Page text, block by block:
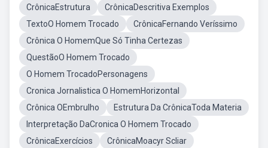
CrônicaEstrutura
CrônicaDescritiva Exemplos
TextoO Homem Trocado
CrônicaFernando Veríssimo
Crônica O HomemQue Só Tinha Certezas
QuestãoO Homem Trocado
O Homem TrocadoPersonagens
Cronica Jornalistica O HomemHorizontal
Crônica OEmbrulho
Estrutura Da CrônicaToda Materia
Interpretação DaCronica O Homem Trocado
CrônicaExercícios
CrônicaMoacyr Scliar